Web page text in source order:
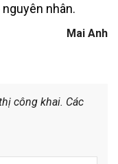
nhân.
Mai Anh
công khai. Các